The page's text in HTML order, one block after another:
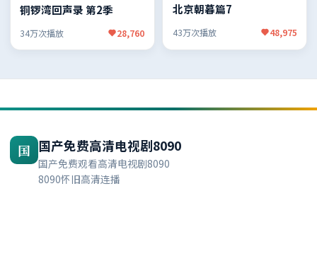
铜锣湾回声录 第2季
34万次播放 28,760
北京朝暮篇7
43万次播放 48,975
国 国产免费高清电视剧8090
国产免费观看高清电视剧8090
8090怀旧高清连播